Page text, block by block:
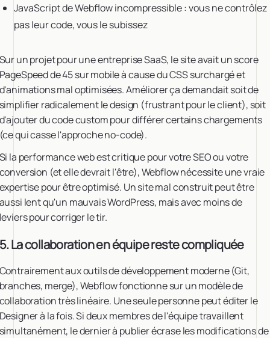
JavaScript de Webflow incompressible : vous ne contrôlez
pas leur code, vous le subissez
un projet pour une entreprise SaaS, le site avait un score
de 45 sur mobile à cause du CSS surchargé et
mal optimisées. Améliorer ça demandait soit de
radicalement le design (frustrant pour le client), soit
du code custom pour différer certains chargements
qui casse l'approche no-code).
la performance web est critique pour votre SEO ou votre
(et elle devrait l'être), Webflow nécessite une vraie
pour être optimisé. Un site mal construit peut être
lent qu'un mauvais WordPress, mais avec moins de
pour corriger le tir.
La collaboration en équipe reste compliquée
aux outils de développement moderne (Git,
merge), Webflow fonctionne sur un modèle de
très linéaire. Une seule personne peut éditer le
à la fois. Si deux membres de l'équipe travaillent
le dernier à publier écrase les modifications de